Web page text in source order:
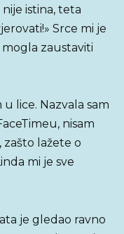
nije istina, teta
Srce mi je
zaustaviti
u lice. Nazvala sam
nisam
zašto lažete o
mi je sve
je gledao ravno